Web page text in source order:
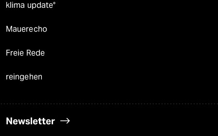
klima update°
Mauerecho
Freie Rede
reingehen
Newsletter